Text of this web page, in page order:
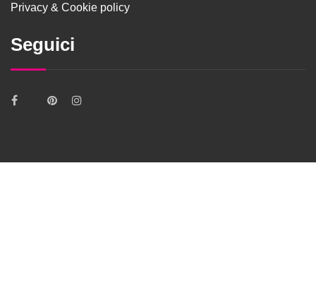
Privacy & Cookie policy
Seguici